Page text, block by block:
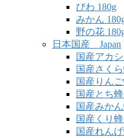
びわ 180g
みかん
野の花
日本国産 Japan
国産アカ
国産さく
国産りん
国産とち
国産みか
国産くり
国産れん